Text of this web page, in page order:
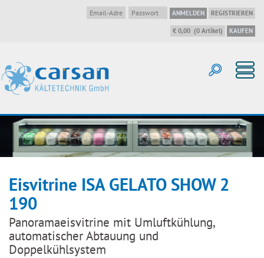
ANMELDEN REGISTRIEREN
€ 0,00 (0 Artikel) KAUFEN
Eisvitrine ISA GELATO SHOW 2
190
Panoramaeisvitrine mit Umluftkühlung,
automatischer Abtauung und
Doppelkühlsystem